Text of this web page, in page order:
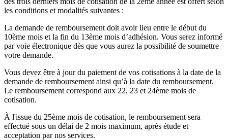
les conditions et modalités suivantes :
La demande de remboursement doit avoir lieu entre le début du
10ème mois et la fin du 13ème mois d’adhésion. Vous serez informé
par voie électronique dès que vous aurez la possibilité de soumettre
votre demande.
Vous devez être à jour du paiement de vos cotisations à la date de la
demande de remboursement ainsi qu’à la date du remboursement.
Le remboursement correspond aux 22, 23 et 24ème mois de
cotisation.
À l'issue du 25ème mois de cotisation, le remboursement sera
effectué sous un délai de 2 mois maximum, après étude et
acceptation par nos services.